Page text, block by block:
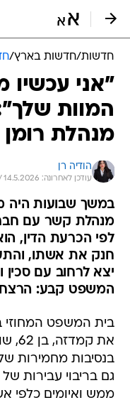
חדשות/חדשות בארץ/
"אני
המוות
מנהלת
הודיה רן
עודכן לאחרונה: 14.5.2026 / 16:45
במשך שבועות היה
מנהלת קשר עם חבר
לפי הכרעת הדין,
חנק את אשתו,
יצא לרחוב עם
המשפט קבע: הרצח
בית המשפט המחוזי
את
בנסיבות מחמירות
גם בריבוי עבירות
ממש ואיומים כלפי